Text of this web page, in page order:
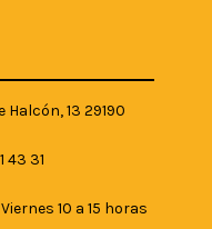
13 29190
43 31
10 a 15 horas